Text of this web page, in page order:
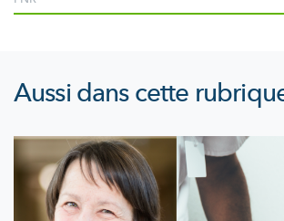
Aussi dans cette